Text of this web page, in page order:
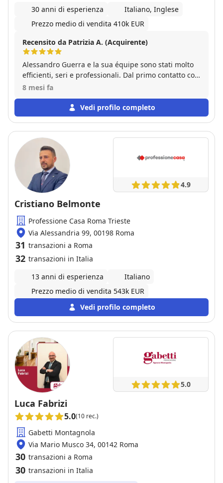
30 anni di esperienza
Italiano, Inglese
Prezzo medio di vendita 410k EUR
Recensito da Patrizia A. (Acquirente)
Alessandro Guerra e la sua équipe sono stati molto
efficienti, seri e professionali. Dal primo contatto con
Ciro, che ci ha pazientemente fatto e vedere e
disponibilità e simpatia, e tutti i contatti su
documenti e altro con Federica, sempre rapida e
agenzia. Dal momento della firma della proposta fino
alla firma del rogito, il signor Guerra ha dimostrato
sempre serietà e pragmatismo per avanzare bene e
in maniera rapida. Si è stabilito dall'inizio un
prezioso rapporto di fiducia.
8 mesi fa
Vedi profilo completo
4.9
Cristiano Belmonte
Professione Casa Roma Trieste
Via Alessandria 99, 00198 Roma
31 transazioni a Roma
32 transazioni in Italia
13 anni di esperienza
Italiano
Prezzo medio di vendita 543k EUR
Vedi profilo completo
5.0
Luca Fabrizi
5.0(10 rec.)
Gabetti Montagnola
Via Mario Musco 34, 00142 Roma
30 transazioni a Roma
30 transazioni in Italia